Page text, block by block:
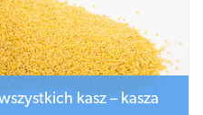
kasz – kasza